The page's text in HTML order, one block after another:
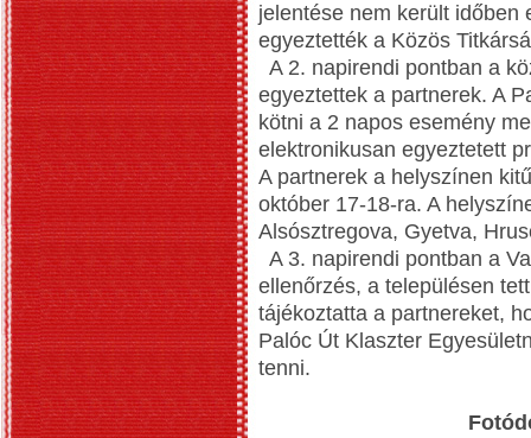
jelentése nem került időben
egyeztették a Közös
A 2. napirendi pontban a
egyeztettek a partnerek. A
kötni a 2 napos esemény
elektronikusan egyeztetett
A partnerek a helyszínen
október 17-18-ra. A
Alsósztregova, Gyetva,
A 3. napirendi pontban a
ellenőrzés, a településen
tájékoztatta a partnereket,
Palóc Út Klaszter
tenni.